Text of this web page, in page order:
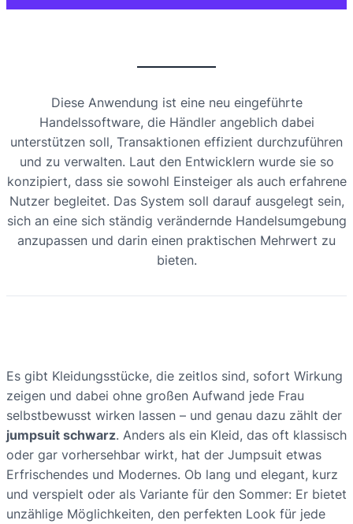
Diese Anwendung ist eine neu eingeführte
Handelssoftware, die Händler angeblich dabei
unterstützen soll, Transaktionen effizient durchzuführen
und zu verwalten. Laut den Entwicklern wurde sie so
konzipiert, dass sie sowohl Einsteiger als auch erfahrene
Nutzer begleitet. Das System soll darauf ausgelegt sein,
sich an eine sich ständig verändernde Handelsumgebung
anzupassen und darin einen praktischen Mehrwert zu
bieten.
Es gibt Kleidungsstücke, die zeitlos sind, sofort Wirkung
zeigen und dabei ohne großen Aufwand jede Frau
selbstbewusst wirken lassen – und genau dazu zählt der
jumpsuit schwarz. Anders als ein Kleid, das oft klassisch
oder gar vorhersehbar wirkt, hat der Jumpsuit etwas
Erfrischendes und Modernes. Ob lang und elegant, kurz
und verspielt oder als Variante für den Sommer: Er bietet
unzählige Möglichkeiten, den perfekten Look für jede